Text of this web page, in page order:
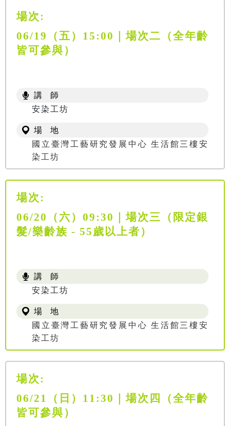
場次:
06/19（五）15:00｜場次二（全年齡
皆可參與）
講 師
安染工坊
場 地
國立臺灣工藝研究發展中心 生活館三樓安
染工坊
場次:
06/20（六）09:30｜場次三（限定銀
髮/樂齡族 - 55歲以上者）
講 師
安染工坊
場 地
國立臺灣工藝研究發展中心 生活館三樓安
染工坊
場次:
06/21（日）11:30｜場次四（全年齡
皆可參與）